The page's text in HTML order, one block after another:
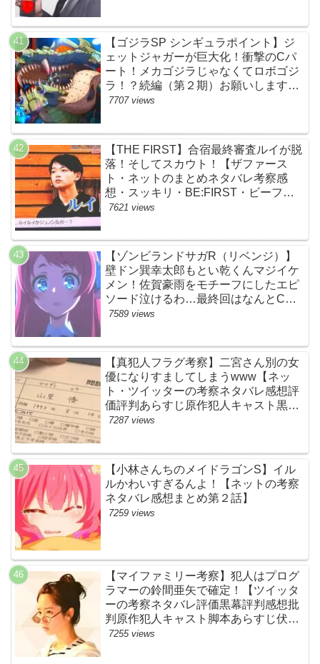
【ゴジラSP シンギュラポイント】ジ
ェットジャガーが巨大化！衝撃のCパ
ート！メカゴジラじゃなくてロボゴジ
ラ！？続編（第２期）お願いします！
【ネットの考察ネタバレ感想まとめ・
7707 views
【THE FIRST】合宿最終審査ルイが脱
落！そしてスカウト！【ザファース
ト・ネットのまとめネタバレ考察感
想・スッキリ・BE:FIRST・ビーファ
ースト】
7621 views
【ゾンビランドサガR（リベンジ）】
壁ドン巽幸太郎もとい乾くんマジイケ
メン！佐賀豪雨をモチーフにしたエピ
ソード泣けるわ…最終回はなんとCM
なし27分ノンストップ放送！すごすぎ
7589 views
【真犯人フラグ考察】二宮さん別の女
優になりすましてしまうwww【ネッ
ト・ツイッターの考察ネタバレ感想評
価評判あらすじ原作犯人キャスト黒幕
伏線まとめ・山里亮太・蒼井優】
7287 views
【小林さんちのメイドラゴンS】イル
ルかわいすぎるんよ！【ネットの考察
ネタバレ感想まとめ第２話】
7259 views
【マイファミリー考察】犯人はプログ
ラマーの鈴間亜矢で確定！【ツイッタ
ーの考察ネタバレ評価黒幕評判感想批
判原作犯人キャスト脚本あらすじ伏線
まとめ・藤間爽子】
7255 views